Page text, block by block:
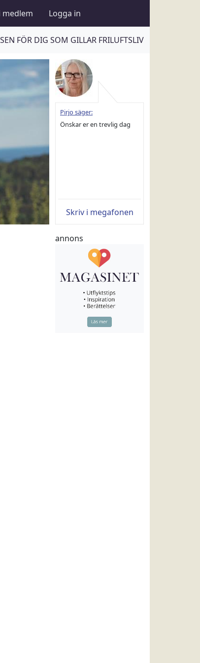
medlem Logga in
FÖR DIG SOM GILLAR FRILUFTSLIV
Pirjo säger:
Önskar er en trevlig dag
Skriv i megafonen
annons